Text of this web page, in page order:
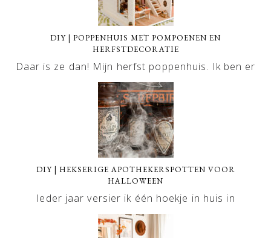
DIY | POPPENHUIS MET POMPOENEN EN
HERFSTDECORATIE
Daar is ze dan! Mijn herfst poppenhuis. Ik ben er
DIY | HEKSERIGE APOTHEKERSPOTTEN VOOR
HALLOWEEN
Ieder jaar versier ik één hoekje in huis in